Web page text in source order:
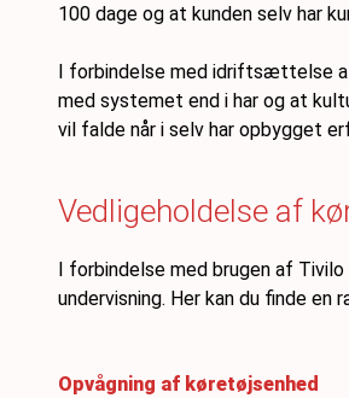
100 dage og at kunden selv har
I forbindelse med idriftsættelse
med systemet end i har og at
vil falde når i selv har opbygget
Vedligeholdelse af
I forbindelse med brugen af
undervisning. Her kan du finde
Opvågning af køretøjsenhed